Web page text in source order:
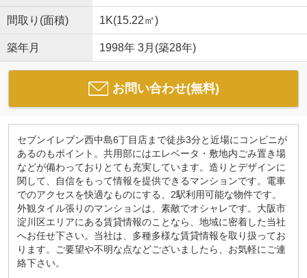
間取り(面積) 1K(15.22㎡)
築年月 1998年 3月(築28年)
お問い合わせ(無料)
セブンイレブン西中島6丁目店まで徒歩3分と近場にコンビニが
あるのもポイント。共用部にはエレベータ・敷地内ごみ置き場
などが備わっておりとても充実しています。造りとデザインに
関して、自信をもって情報を提供できるマンションです。電車
でのアクセスを快適なものにする、2駅利用可能な物件です。
外観タイル張りのマンションは、素敵でオシャレです。大阪市
淀川区エリアにある賃貸情報のことなら、地域に密着した当社
へお任せ下さい。当社は、多種多様な賃貸情報を取り扱ってお
ります。ご要望や不明な点などございましたら、お気軽にご連
絡下さい。